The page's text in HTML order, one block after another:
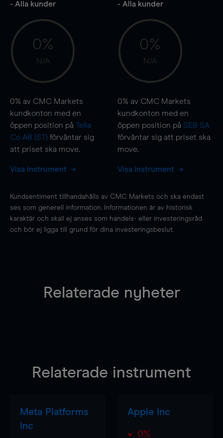
- Alla kunder
0%
N/A
0% av CMC Markets
kundkonton med en
öppen position på Telia
Co AB (ST) förväntar sig
att priset ska move.
Visa instrument
- Alla kunder
0%
N/A
0% av CMC Markets
kundkonton med en
öppen position på SEB SA
förväntar sig att priset ska
move.
Visa instrument
Kundsentiment tillhandahålls av CMC Markets och ska endast
ses som generell information. Informationen är av historisk
karaktär och skall ej anses som handels- eller investeringsråd
och bör ej ligga till grund för dina investeringsbeslut.
Relaterade nyheter
Relaterade instrument
Meta Platforms
Inc
Apple Inc
0%